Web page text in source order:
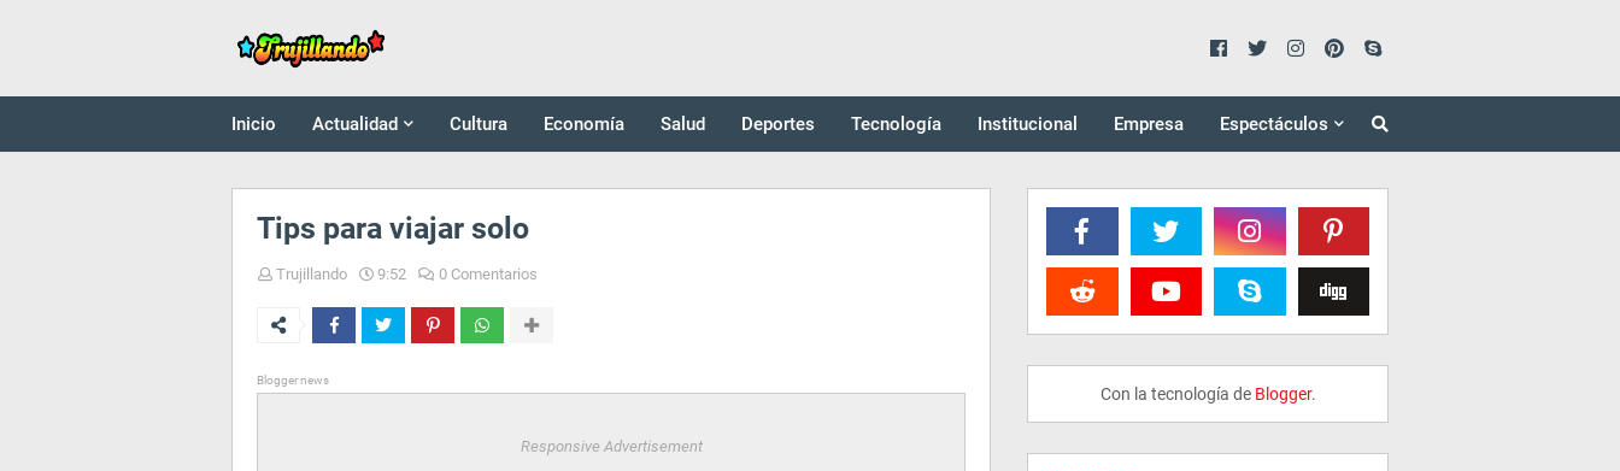
Inicio Actualidad Cultura Economía Salud Deportes Tecnología Institucional Empresa Espectáculos
Tips para viajar solo
Trujillando 9:52 0 Comentarios
Blogger news
Responsive Advertisement
Con la tecnología de Blogger.